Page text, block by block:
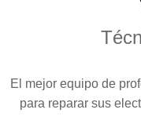
El mejor equipo de
para reparar sus